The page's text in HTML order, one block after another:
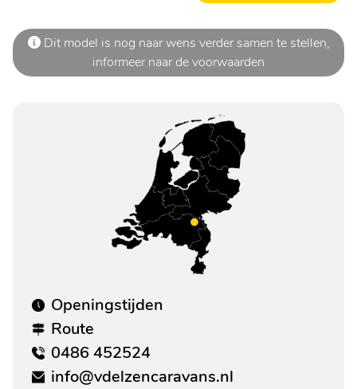
Dit model is nog naar wens verder samen te stellen,
informeer naar de voorwaarden
Openingstijden
Route
0486 452524
info@vdelzencaravans.nl